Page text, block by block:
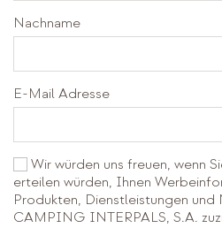
Nachname
E-Mail Adresse
Wir würden uns freuen, wenn
erteilen würden, Ihnen
Produkten, Dienstleistungen und
CAMPING INTERPALS, S.A.